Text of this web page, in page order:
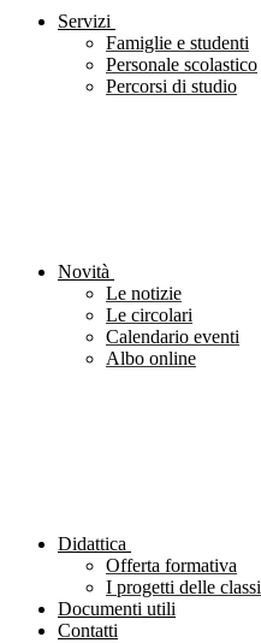
Servizi
Famiglie e studenti
Personale scolastico
Percorsi di studio
Novità
Le notizie
Le circolari
Calendario eventi
Albo online
Didattica
Offerta formativa
I progetti delle classi
Documenti utili
Contatti